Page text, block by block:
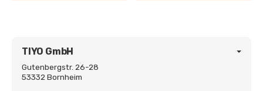
TIYO GmbH
Gutenbergstr. 26-28
53332 Bornheim